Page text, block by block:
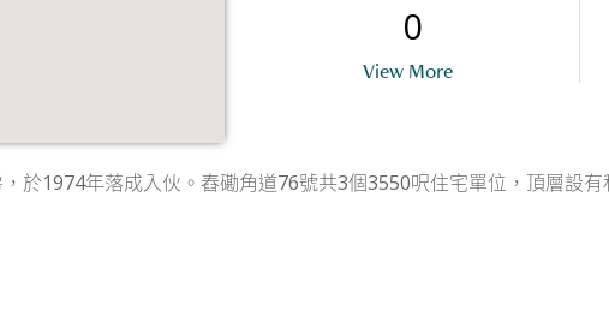
0
View More
於1974年落成入伙。舂磡角道76號共3個3550呎住宅單位，頂層設